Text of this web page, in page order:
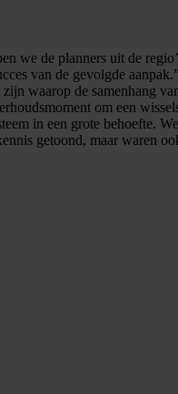
we de planners uit de
van de gevolgde
waarop de samenhang
om een
in een grote behoefte.
getoond, maar waren